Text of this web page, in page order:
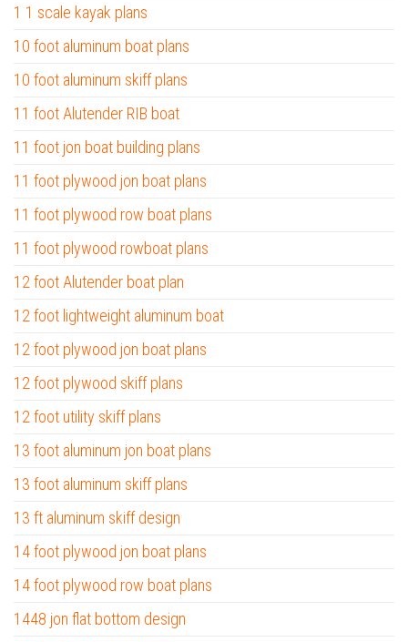
1 1 scale kayak plans
10 foot aluminum boat plans
10 foot aluminum skiff plans
11 foot Alutender RIB boat
11 foot jon boat building plans
11 foot plywood jon boat plans
11 foot plywood row boat plans
11 foot plywood rowboat plans
12 foot Alutender boat plan
12 foot lightweight aluminum boat
12 foot plywood jon boat plans
12 foot plywood skiff plans
12 foot utility skiff plans
13 foot aluminum jon boat plans
13 foot aluminum skiff plans
13 ft aluminum skiff design
14 foot plywood jon boat plans
14 foot plywood row boat plans
1448 jon flat bottom design